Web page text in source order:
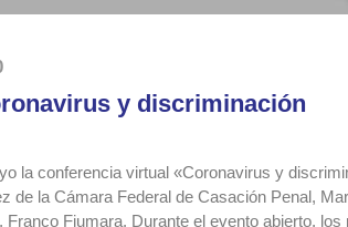
y discriminación
la conferencia virtual «Coronavirus y
de la Cámara Federal de Casación Penal,
Fiumara. Durante el evento abierto, los